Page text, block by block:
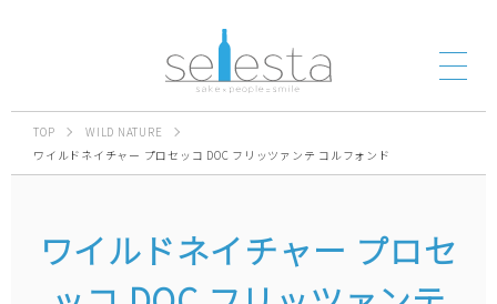
TOP
WILD NATURE
ワイルドネイチャー プロセッコ DOC フリッツァンテ コルフォンド
ワイルドネイチャー プロセ